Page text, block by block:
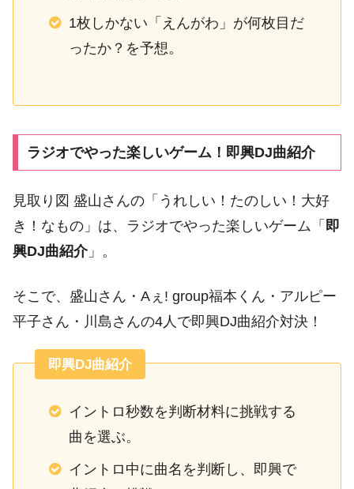
1枚しかない「えんがわ」が何枚目だ
ったか？を予想。
ラジオでやった楽しいゲーム！即興DJ曲紹介
見取り図 盛山さんの「うれしい！たのしい！大好
き！なもの」は、ラジオでやった楽しいゲーム「 即
興DJ曲紹介」。
そこで、盛山さん・Aぇ! group福本くん・アルピー
平子さん・川島さんの4人で即興DJ曲紹介対決！
即興DJ曲紹介
イントロ秒数を判断材料に挑戦する
曲を選ぶ。
イントロ中に曲名を判断し、即興で